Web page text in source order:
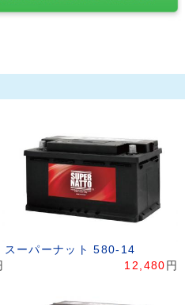
スーパーナット 580-14
12,480 円